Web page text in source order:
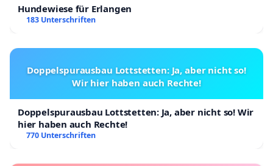
Hundewiese für Erlangen
183 Unterschriften
Doppelspurausbau Lottstetten: Ja, aber nicht so!
Wir hier haben auch Rechte!
Doppelspurausbau Lottstetten: Ja, aber nicht so! Wir
hier haben auch Rechte!
770 Unterschriften